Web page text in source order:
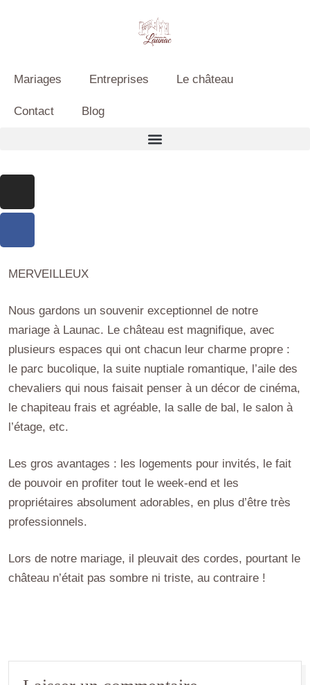
Mariages Entreprises Le château
Contact Blog
MERVEILLEUX
Nous gardons un souvenir exceptionnel de notre
mariage à Launac. Le château est magnifique, avec
plusieurs espaces qui ont chacun leur charme propre :
le parc bucolique, la suite nuptiale romantique, l’aile des
chevaliers qui nous faisait penser à un décor de cinéma,
le chapiteau frais et agréable, la salle de bal, le salon à
l’étage, etc.
Les gros avantages : les logements pour invités, le fait
de pouvoir en profiter tout le week-end et les
propriétaires absolument adorables, en plus d’être très
professionnels.
Lors de notre mariage, il pleuvait des cordes, pourtant le
château n’était pas sombre ni triste, au contraire !